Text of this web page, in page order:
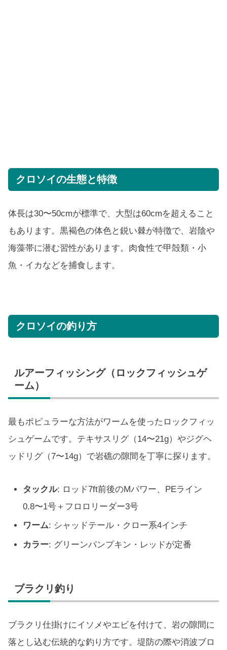
クロソイの生態と特徴
体長は30〜50cmが標準で、大型は60cmを超えること
もあります。黒褐色の体色と鋭い棘が特徴で、岩陰や
海藻帯に潜む習性があります。肉食性で甲殻類・小
魚・イカなどを捕食します。
クロソイの釣り方
ルアーフィッシング（ロックフィッシュゲ
ーム）
最もポピュラーな方法がワームを使ったロックフィッ
シュゲームです。テキサスリグ（14〜21g）やジグヘ
ッドリグ（7〜14g）で岩礁の隙間を丁寧に探ります。
タックル: ロッド7ft前後のMパワー、PEライン
0.8〜1号＋フロロリーダー3号
ワーム: シャッドテール・クロー系4インチ
カラー: グリーンパンプキン・レッドが定番
ブラクリ釣り
ブラクリ仕掛けにイソメやエビを付けて、岩の隙間に
落とし込む伝統的な釣り方です。堤防の際や消波ブロ